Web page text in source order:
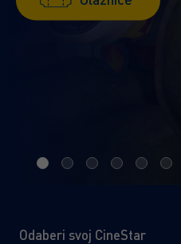
Ulaznice
Saznaj više!
Saznaj više!
Odaberi svoj CineStar